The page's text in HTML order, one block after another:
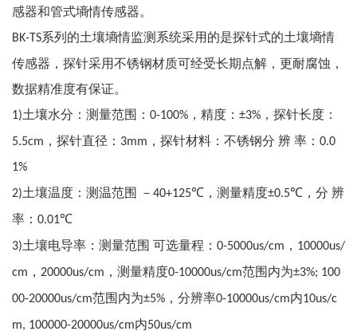
感器和管式墒情传感器。
BK-TS系列的土壤墒情监测系统采用的是探针式的土壤墒情
传感器，探针采用不锈钢材质可经受长期点解，更耐腐蚀，
数据精准度有保证。
1)土壤水分：测量范围： 0-100% ，精度： ±3% ，探针长度：
5.5cm ，探针直径： 3mm ，探针材料：不锈钢分 辨 率： 0.0
1%
2)土壤温度：测温范围 － 40+125℃ ，测量精度±0.5℃ ，分 辨
率： 0.01℃
3)土壤电导率：测量范围 可选量程： 0-5000us/cm ， 10000us/
cm ， 20000us/cm ，测量精度0-10000us/cm范围内为±3%; 100
00-20000us/cm范围内为±5% ，分辨率0-10000us/cm内10us/c
m, 100000-20000us/cm内50us/cm